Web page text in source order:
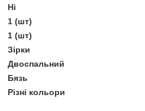
Ні
1 (шт)
1 (шт)
Зірки
Двоспальний
Бязь
Різні кольори